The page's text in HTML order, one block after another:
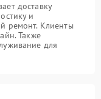
доставку
и
ремонт. Клиенты
Также
для